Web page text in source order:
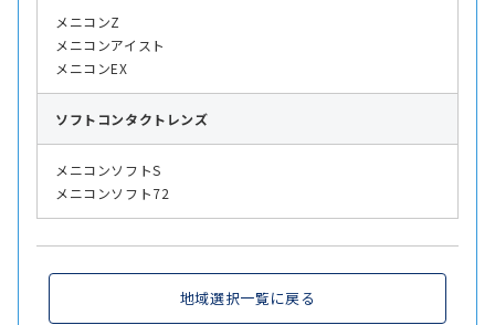
メニコンZ
メニコンアイスト
メニコンEX
ソフト コンタクトレンズ
メニコンソフトS
メニコンソフト72
地域選択一覧に戻る